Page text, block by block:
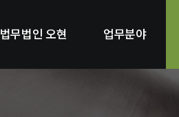
법무법인 오현 업무분야